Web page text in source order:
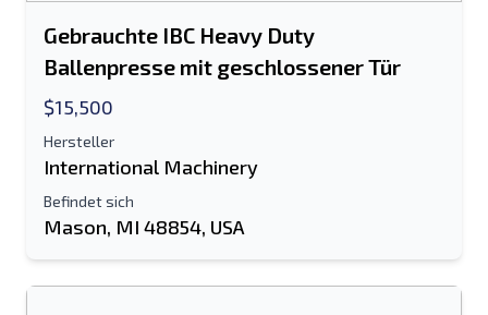
Gebrauchte IBC Heavy Duty
Ballenpresse mit geschlossener Tür
$15,500
Hersteller
International Machinery
Befindet sich
Mason, MI 48854, USA